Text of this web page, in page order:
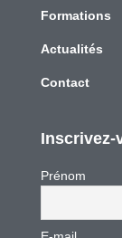
Formations
Actualités
Contact
Inscrivez-
Prénom